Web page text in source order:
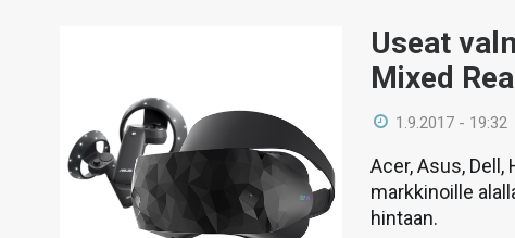
Useat
Mixed
1.9.2017 - 19:32
Acer, Asus,
markkinoille
hintaan.